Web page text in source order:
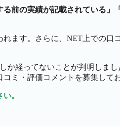
る前の実績が記載されている
ます。さらに、NET上での口
経ってないことが判明しま
ミ・評価コメントを募集して
。